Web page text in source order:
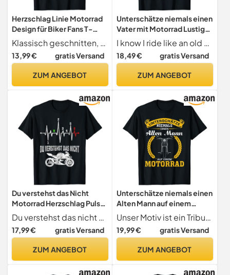
Herzschlag Linie Motorrad
Design für Biker Fans T-
Shirt
Klassisch geschnitten, doppelt genähter Saum.
13,99 € gratis Versand
ZUM ANGEBOT
Unterschätze niemals einen
Vater mit Motorrad Lustiges
Hemd T-Shirt
I know I ride like an old man try to keep up shirt. Das T-Shirt zum Vatertag mit Einteiler, Outfits, Socken, Uniformen, Handschuhe, Leggings. motocr
18,49 € gratis Versand
ZUM ANGEBOT
Du verstehst das Nicht
Motorrad Herzschlag Puls
Supersport T-Shirt
Du verstehst das nicht Motorrad Herzschlag Puls
17,99 € gratis Versand
ZUM ANGEBOT
Unterschätze niemals einen
Alten Mann auf einem
Motorrad T-Shirt
Unser Motiv ist ein Tribut an die grenzenlose Freiheit und die zeitlose Abenteuerlust, die das Motorradfahren verkörpert. Dieses einzigartige Design zeigt ein imposantes Motorrad, begleitet von der kraftvollen Botschaft, die unter die Haut geht.
19,99 € gratis Versand
ZUM ANGEBOT